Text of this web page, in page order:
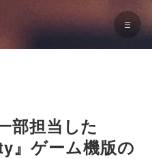
部担当した
』ゲーム機版の